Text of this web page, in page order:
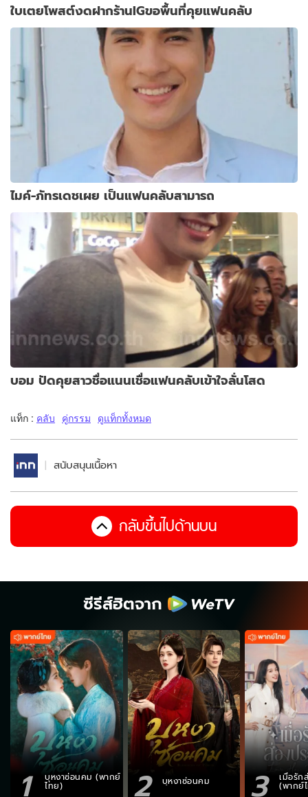
ใบเตยโพสต์งดฝากร้านIGขอพื้นที่คุยแฟนคลับ
ไมค์-ภัทรเดชเผย เป็นแฟนคลับสามารถ
บอม ปัดคุยสาวชื่อแนนเชื่อแฟนคลับเข้าใจลั่นโสด
แท็ก : คลับ คู่กรรม ดูแท็กทั้งหมด
สนับสนุนเนื้อหา
กลับขึ้นไปด้านบน
ซีรีส์ฮิตจาก
1 บุหงาซ่อนคม (พากย์
ไทย) 2 บุหงาซ่อนคม 3 เมื่อรัก
(พากย์